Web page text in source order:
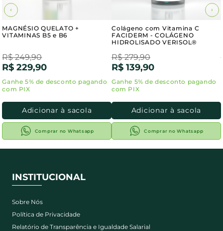
MAGNÉSIO QUELATO +
VITAMINAS B5 e B6
R$ 249,90
R$ 229,90
Adicionar à sacola
Comprar no Whatsapp
Colágeno com Vitamina C
FACIDERM - COLÁGENO
HIDROLISADO VERISOL®
R$ 279,90
R$ 139,90
Adicionar à sacola
Comprar no Whatsapp
INSTITUCIONAL
Sobre Nós
Política de Privacidade
Relatório de Transparência e Igualdade Salarial